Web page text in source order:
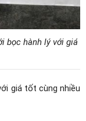
bọc hành lý với giá
giá tốt cùng nhiều